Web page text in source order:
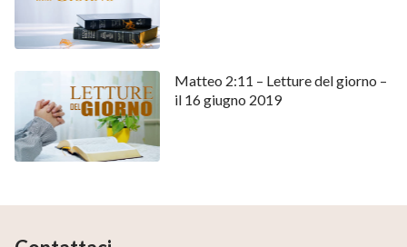
Matteo 2:11 – Letture del giorno –
il 16 giugno 2019